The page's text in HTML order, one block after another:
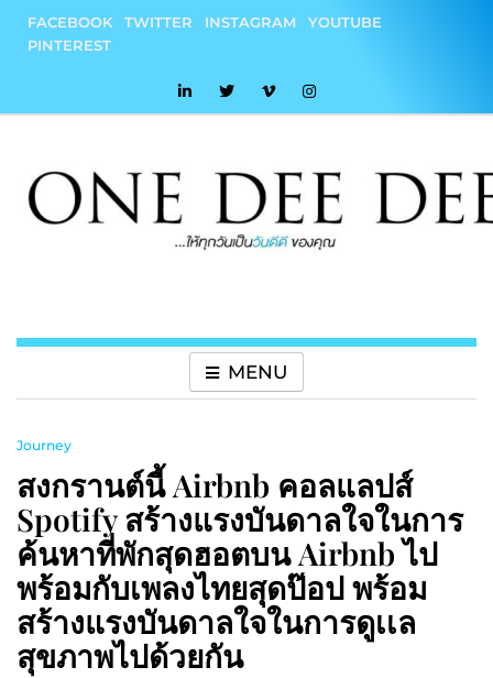
content
FACEBOOK TWITTER INSTAGRAM
YOUTUBE
PINTEREST
MENU
Journey
สงกรานต์นี้ Airbnb คอลแลปส์
Spotify สร้างแรงบันดาลใจในการ
ค้นหาที่พักสุดฮอตบน Airbnb ไป
พร้อมกับเพลงไทยสุดป๊อป พร้อม
สร้างแรงบันดาลใจในการดูเเล
สุขภาพไปด้วยกัน